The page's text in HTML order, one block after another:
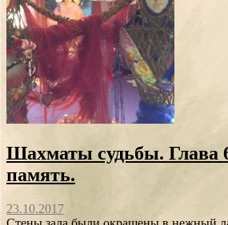
Шахматы судьбы. Глава
память.
23.10.2017